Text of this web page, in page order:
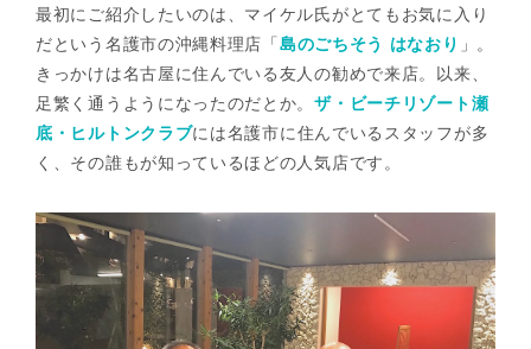
最初にご紹介したいのは、マイケル氏がとてもお気に入り
だという名護市の沖縄料理店「島のごちそう はなおり 」。
きっかけは名古屋に住んでいる友人の勧めで来店。以来、
足繁く通うようになったのだとか。ザ・ビーチリゾート瀬
底・ヒルトンクラブには名護市に住んでいるスタッフが多
く、その誰もが知っているほどの人気店です。